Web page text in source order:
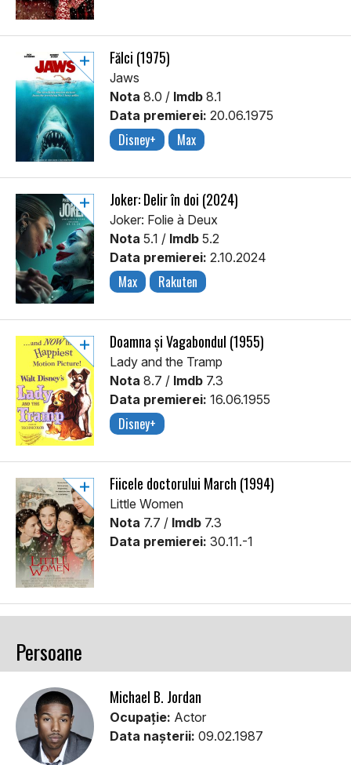
Fălci (1975)
Jaws
Nota 8.0 / Imdb 8.1
Data premierei: 20.06.1975
Disney+ Max
Joker: Delir în doi (2024)
Joker: Folie à Deux
Nota 5.1 / Imdb 5.2
Data premierei: 2.10.2024
Max Rakuten
Doamna și Vagabondul (1955)
Lady and the Tramp
Nota 8.7 / Imdb 7.3
Data premierei: 16.06.1955
Disney+
Fiicele doctorului March (1994)
Little Women
Nota 7.7 / Imdb 7.3
Data premierei: 30.11.-1
Persoane
Michael B. Jordan
Ocupație: Actor
Data nașterii: 09.02.1987